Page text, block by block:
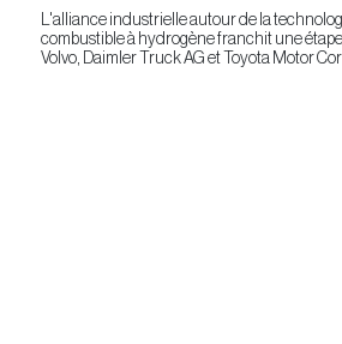
fabrication industrielle
combustible pour le
commercial
L'alliance industrielle autour de la
combustible à hydrogène franchit une
Volvo, Daimler Truck AG et Toyota Motor